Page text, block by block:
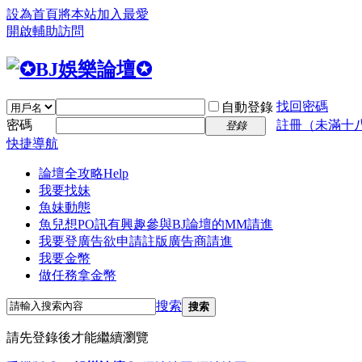
設為首頁將本站加入最愛
開啟輔助訪問
自動登錄 找回密碼
密碼
登錄
註冊（未滿十
快捷導航
論壇全攻略Help
我要找妹
魚妹動態
魚兒想PO訊有興趣參與BJ論壇的MM請進
我要登廣告欲申請註版廣告商請進
我要金幣
做任務拿金幣
搜索 搜索
請先登錄後才能繼續瀏覽